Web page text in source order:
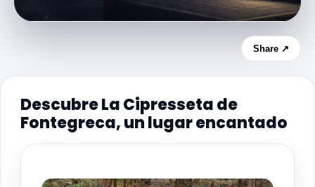
Share ↗
Descubre La Cipresseta de
Fontegreca, un lugar encantado